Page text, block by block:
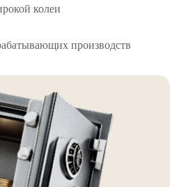
колеи
производств